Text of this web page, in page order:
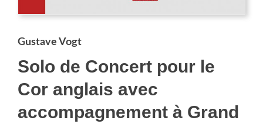
Gustave Vogt
Solo de Concert pour le
Cor anglais avec
accompagnement à Grand